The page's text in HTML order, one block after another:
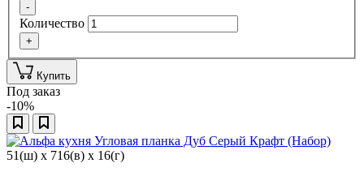
-
Количество
+
Купить
Под заказ
-10%
51(ш) x 716(в) x 16(г)